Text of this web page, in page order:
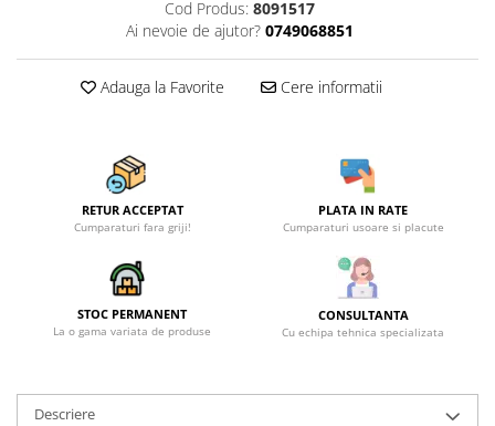
Cod Produs: 8091517
Ai nevoie de ajutor? 0749068851
Adauga la Favorite Cere informatii
RETUR ACCEPTAT
Cumparaturi fara griji!
PLATA IN RATE
Cumparaturi usoare si placute
STOC PERMANENT
La o gama variata de produse
CONSULTANTA
Cu echipa tehnica specializata
Descriere